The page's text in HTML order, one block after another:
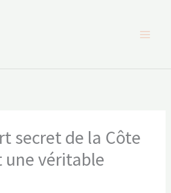
secret de la Côte
une véritable